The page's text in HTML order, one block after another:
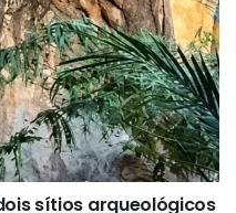
sítios arqueológicos